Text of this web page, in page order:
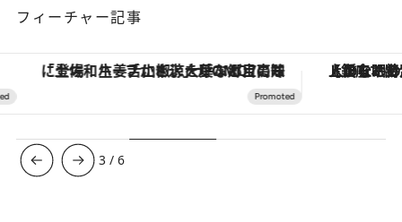
フィーチャー記事
「土佐和ハーブかき氷」がOMO7高知に登場！生姜、山椒、大葉など目にも舌にも涼を呼ぶ郷土の味 【銀座で出合う最旬美容】美髪ケアや上質
3 /6